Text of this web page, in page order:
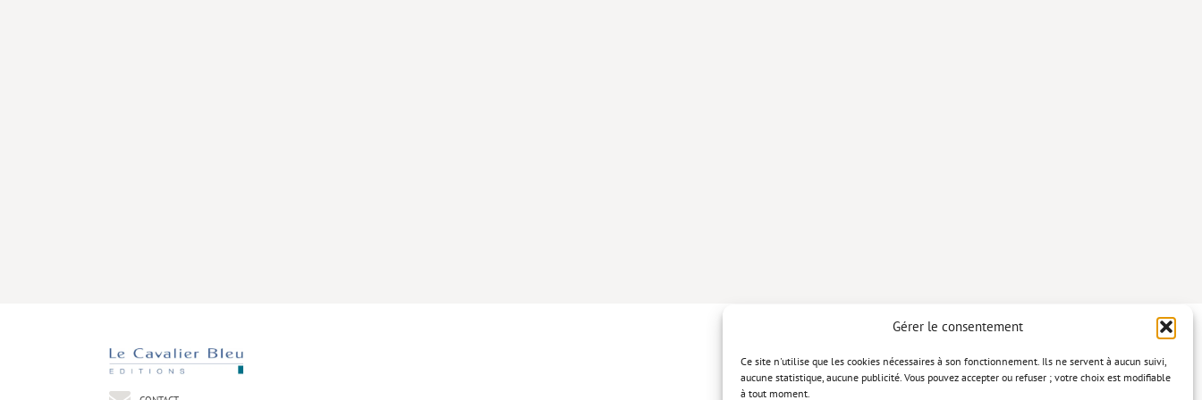
Gérer le consentement
Ce site n'utilise que les cookies nécessaires à son fonctionnement. Ils ne servent à aucun suivi,
aucune statistique, aucune publicité. Vous pouvez accepter ou refuser ; votre choix est modifiable
à tout moment.
Politique de confidentialité